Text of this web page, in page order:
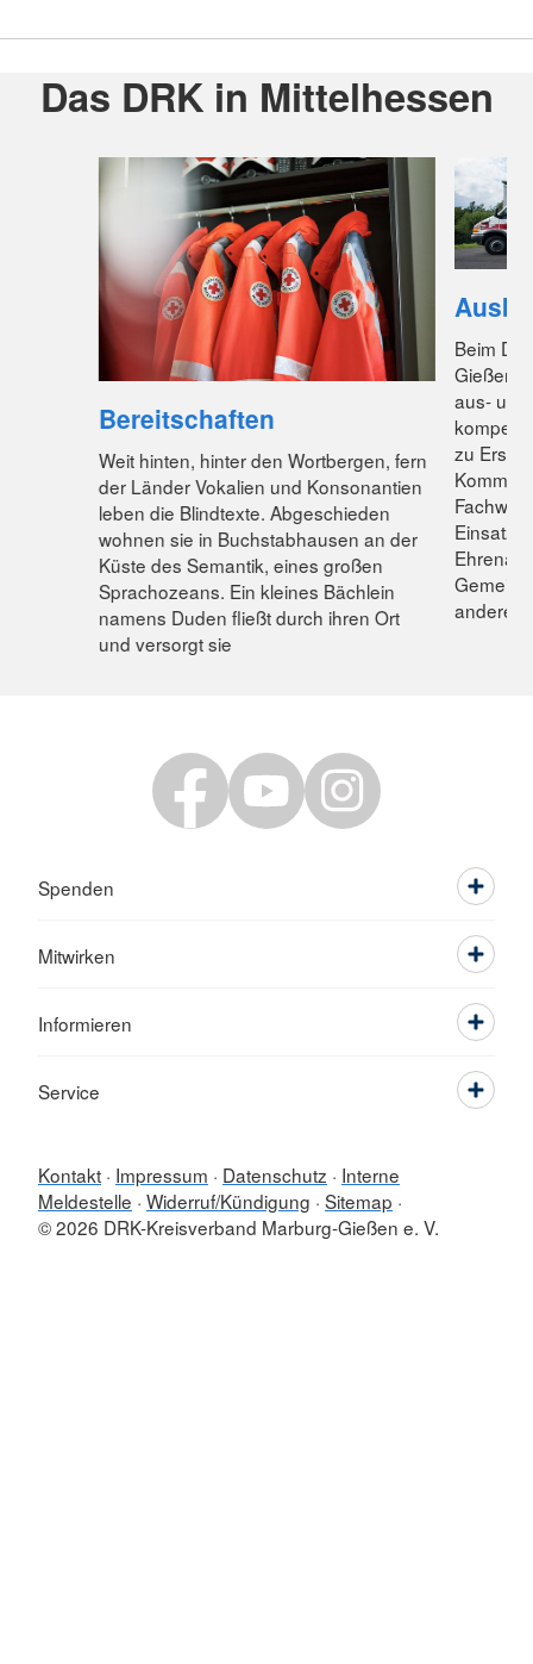
Das DRK in Mittelhessen
Bereitschaften
Weit hinten, hinter den Wortbergen, fern
der Länder Vokalien und Konsonantien
leben die Blindtexte. Abgeschieden
wohnen sie in Buchstabhausen an der
Küste des Semantik, eines großen
Sprachozeans. Ein kleines Bächlein
namens Duden fließt durch ihren Ort
und versorgt sie
Beim
Gießen
aus- und
zu
Einsatz.
andere.
Spenden
Mitwirken
Informieren
Service
Kontakt Impressum Datenschutz
Interne
Meldestelle Widerruf/Kündigung Sitemap
© 2026 DRK-Kreisverband Marburg-Gießen e. V.